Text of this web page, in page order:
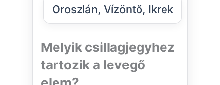
Oroszlán, Vízöntő, Ikrek
Melyik csillagjegyhez
tartozik a levegő